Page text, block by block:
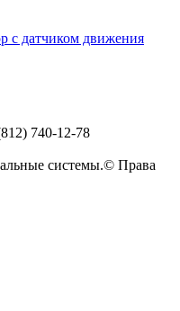
740-12-78
системы.© Права